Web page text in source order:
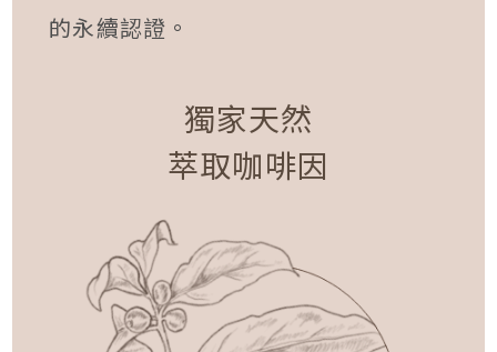
的永續認證。
獨家天然
萃取咖啡因